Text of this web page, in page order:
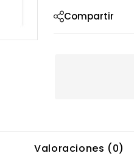
Compartir
Valoraciones (0)